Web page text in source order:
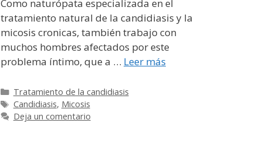
Como naturópata especializada en el
tratamiento natural de la candidiasis y la
micosis cronicas, también trabajo con
muchos hombres afectados por este
problema íntimo, que a … Leer más
Categorías
Tratamiento de la candidiasis
Etiquetas
Candidiasis, Micosis
Deja un comentario